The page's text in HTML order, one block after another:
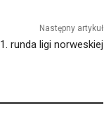
Następny artykuł
1. runda ligi norweskiej